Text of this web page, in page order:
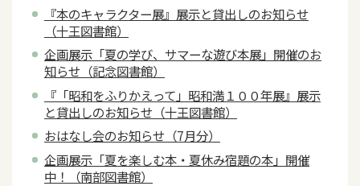
『本のキャラクター展』展示と貸出しのお知らせ
（十王図書館）
企画展示「夏の学び、サマーな遊び本展」開催のお
知らせ（記念図書館）
『「昭和をふりかえって」昭和満１００年展』展示
と貸出しのお知らせ（十王図書館）
おはなし会のお知らせ（7月分）
企画展示「夏を楽しむ本・夏休み宿題の本」開催
中！（南部図書館）